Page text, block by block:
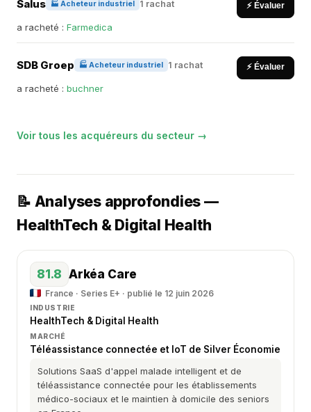
Salus 🏭 Acheteur industriel 1 rachat ⚡ Évaluer
a racheté : Farmedica
SDB Groep 🏭 Acheteur industriel 1 rachat ⚡ Évaluer
a racheté : buchner
Voir tous les acquéreurs du secteur →
📝 Analyses approfondies —
HealthTech & Digital Health
81.8 Arkéa Care
France · Series E+ · publié le 12 juin 2026
INDUSTRIE
HealthTech & Digital Health
MARCHÉ
Téléassistance connectée et IoT de Silver Économie
Solutions SaaS d'appel malade intelligent et de
téléassistance connectée pour les établissements
médico-sociaux et le maintien à domicile des seniors